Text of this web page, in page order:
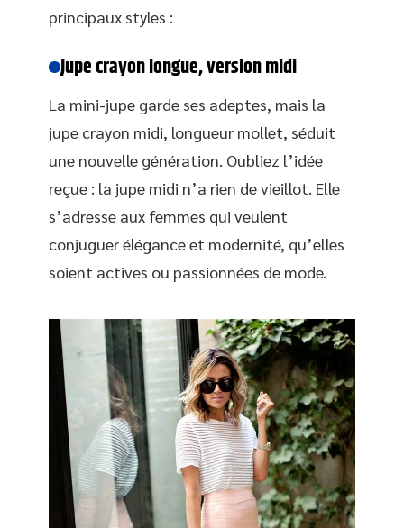
principaux styles :
Jupe crayon longue, version midi
La mini-jupe garde ses adeptes, mais la
jupe crayon midi, longueur mollet, séduit
une nouvelle génération. Oubliez l’idée
reçue : la jupe midi n’a rien de vieillot. Elle
s’adresse aux femmes qui veulent
conjuguer élégance et modernité, qu’elles
soient actives ou passionnées de mode.